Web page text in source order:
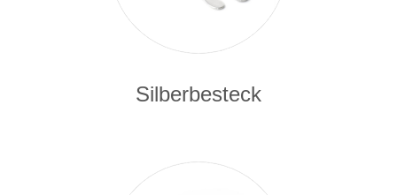
Silberbesteck